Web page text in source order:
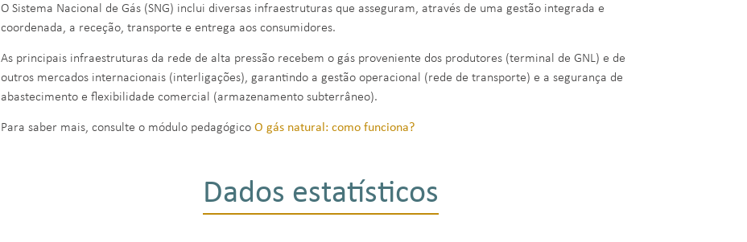
O Sistema Nacional de Gás (SNG) inclui diversas infraestruturas que asseguram, através de uma gestão integrada e
coordenada, a receção, transporte e entrega aos consumidores.
As principais infraestruturas da rede de alta pressão recebem o gás proveniente dos produtores (terminal de GNL) e de
outros mercados internacionais (interligações), garantindo a gestão operacional (rede de transporte) e a segurança de
abastecimento e flexibilidade comercial (armazenamento subterrâneo).
Para saber mais, consulte o módulo pedagógico O gás natural: como funciona?
Dados estatísticos